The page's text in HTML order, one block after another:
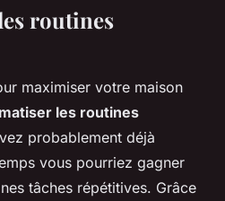
routines
maximiser votre maison
les routines
probablement déjà
vous pourriez gagner
tâches répétitives. Grâce